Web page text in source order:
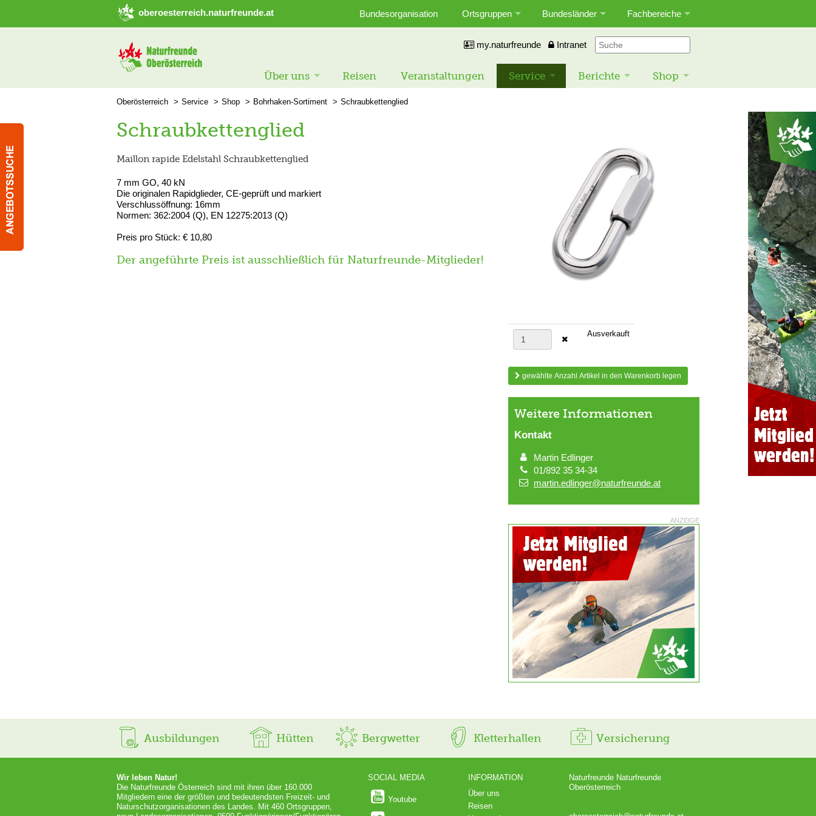
➜ Hauptregion der Seite anspringen
oberoesterreich.naturfreunde.at Bundesorganisation Ortsgruppen Bundesländer Fachbereiche
my.naturfreunde Intranet
Über uns Reisen Veranstaltungen Service Berichte Shop
Oberösterreich Service Shop Bohrhaken-Sortiment Schraubkettenglied
Schraubkettenglied
Maillon rapide Edelstahl Schraubkettenglied
7 mm GO, 40 kN
Die originalen Rapidglieder, CE-geprüft und markiert
Verschlussöffnung: 16mm
Normen: 362:2004 (Q), EN 12275:2013 (Q)
Preis pro Stück: € 10,80
Der angeführte Preis ist ausschließlich für Naturfreunde-Mitglieder!
Ausverkauft
gewählte Anzahl Artikel in den Warenkorb legen
Weitere Informationen
Kontakt
Martin Edlinger
01/892 35 34-34
martin.edlinger@naturfreunde.at
ANZEIGE
Ausbildungen Hütten Bergwetter Kletterhallen Versicherung
Wir leben Natur!
Die Naturfreunde Österreich sind mit ihren über 160.000
Mitgliedern eine der größten und bedeutendsten Freizeit- und
Naturschutzorganisationen des Landes. Mit 460 Ortsgruppen,
SOCIAL MEDIA
Youtube
INFORMATION
Über uns
Reisen
Naturfreunde Naturfreunde
Oberösterreich